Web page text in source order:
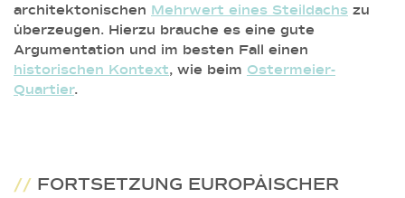
architektonischen Mehrwert eines Steildachs zu
überzeugen. Hierzu brauche es eine gute
Argumentation und im besten Fall einen
historischen Kontext, wie beim Ostermeier-
Quartier.
// FORTSETZUNG EUROPÄISCHER